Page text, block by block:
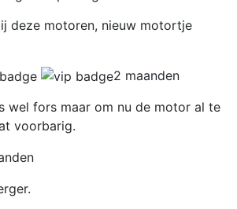
deze motoren, nieuw motortje
2 maanden
wel fors maar om nu de motor al te
voorbarig.